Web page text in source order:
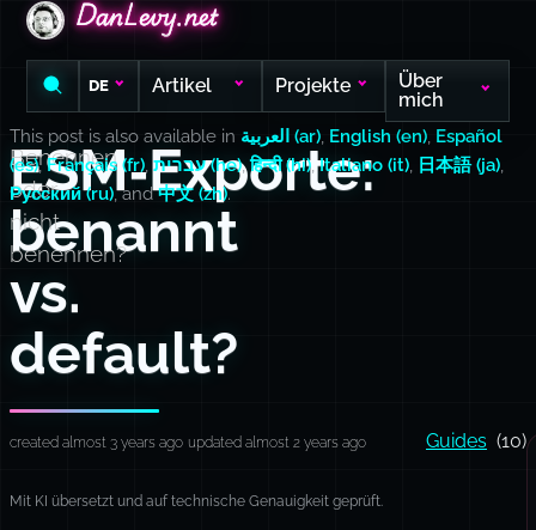
DanLevy.net
DanLevy.net
DanLevy.net
DE Artikel Projekte
Über
mich
ESM‑Exporte:
benannt
vs.
default?
Benennen
oder
nicht
benennen?
This post is also available in العربية (ar), English (en), Español
(es), Français (fr), עברית (he),हिन्दी (hi),Italiano (it), 日本語 (ja),
Русский (ru), and中文 (zh).
created almost 3 years ago updated almost 2 years ago Guides (10)
Mit KI übersetzt und auf technische Genauigkeit geprüft.